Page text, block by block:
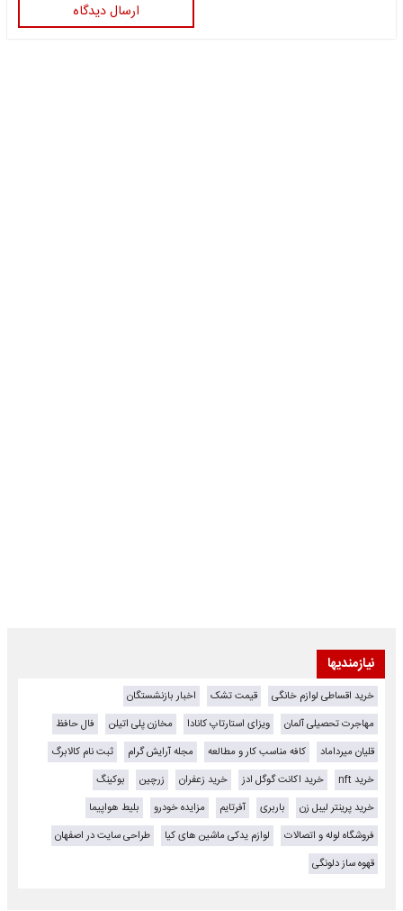
ارسال دیدگاه
نیازمندیها
خرید اقساطی لوازم خانگی قیمت تشک
اخبار بازنشستگان
مهاجرت تحصیلی آلمان
ویزای استارتاپ کانادا مخازن پلی اتیلن
فال حافظ
قلیان میرداماد
کافه مناسب کار و مطالعه مجله آرایش گرام
ثبت نام کالابرگ
خرید nft
خرید اکانت گوگل ادز خرید زعفران زرچین
بوکینگ
خرید پرینتر لیبل زن
باربری آفرتایم مزایده خودرو
بلیط هواپیما
فروشگاه لوله و اتصالات
لوازم یدکی ماشین های کیا
طراحی سایت در اصفهان
قهوه ساز دلونگی